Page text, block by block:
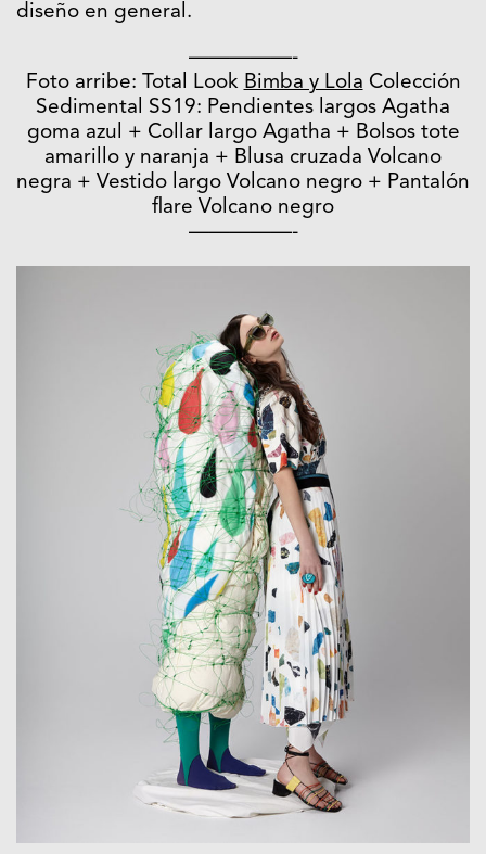
diseño en general.
—————-
Foto arribe: Total Look Bimba y Lola Colección
Sedimental SS19: Pendientes largos Agatha
goma azul + Collar largo Agatha + Bolsos tote
amarillo y naranja + Blusa cruzada Volcano
negra + Vestido largo Volcano negro + Pantalón
flare Volcano negro
—————-